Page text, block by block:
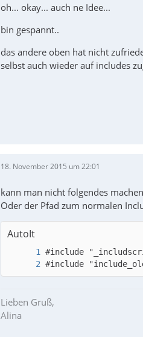
oh... okay... auch ne Idee...
bin gespannt..
das andere oben hat nicht
selbst auch wieder auf includes
18. November 2015 um 22:01
kann man nicht folgendes
Oder der Pfad zum normalen
AutoIt
#include
Lieben Gruß,
Alina